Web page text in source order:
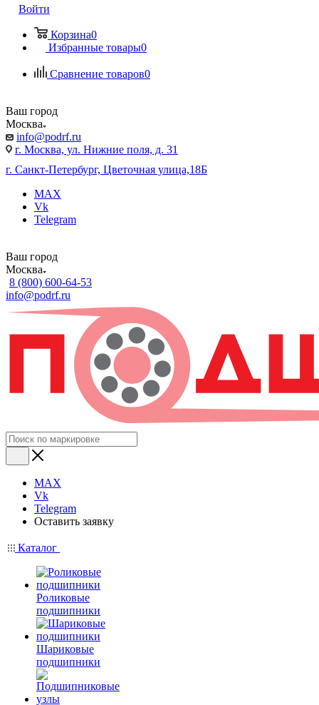
Войти
Корзина0
Избранные товары0
Сравнение товаров0
Ваш город
Москва
info@podrf.ru
г. Москва, ул. Нижние поля, д. 31
г. Санкт-Петербург, Цветочная улица,18Б
MAX
Vk
Telegram
Ваш город
Москва
8 (800) 600-64-53
info@podrf.ru
MAX
Vk
Telegram
Оставить заявку
Каталог
Роликовые
подшипники
Шариковые
подшипники